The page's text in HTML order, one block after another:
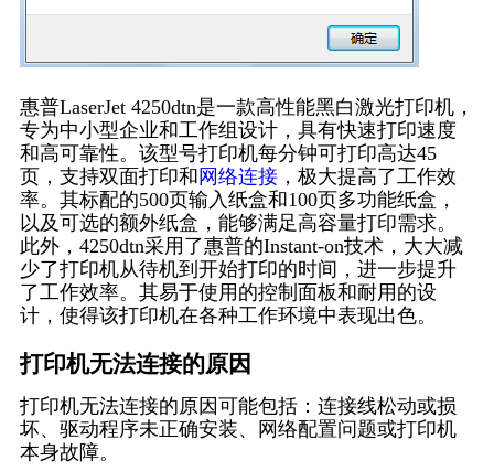
惠普LaserJet 4250dtn是一款高性能黑白激光打印机，
专为中小型企业和工作组设计，具有快速打印速度
和高可靠性。该型号打印机每分钟可打印高达45
页，支持双面打印和 网络连接，极大提高了工作效
率。其标配的500页输入纸盒和100页多功能纸盒，
以及可选的额外纸盒，能够满足高容量打印需求。
此外，4250dtn采用了惠普的Instant-on技术，大大减
少了打印机从待机到开始打印的时间，进一步提升
了工作效率。其易于使用的控制面板和耐用的设
计，使得该打印机在各种工作环境中表现出色。
打印机无法连接的原因
打印机无法连接的原因可能包括：连接线松动或损
坏、驱动程序未正确安装、网络配置问题或打印机
本身故障。